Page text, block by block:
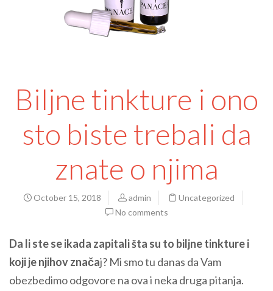
Biljne tinkture i ono
sto biste trebali da
znate o njima
October 15, 2018 admin
Uncategorized
No comments
Da li ste se ikada zapitali šta su to biljne tinkture i
koji je njihov značaj? Mi smo tu danas da Vam
obezbedimo odgovore na ova i neka druga pitanja.